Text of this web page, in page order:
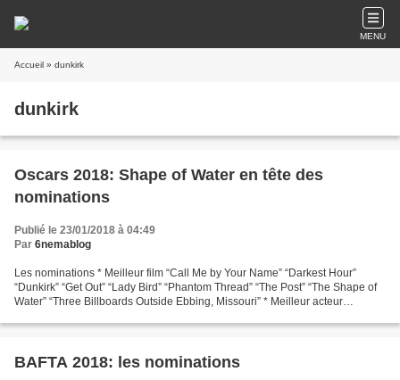
MENU
Accueil » dunkirk
dunkirk
Oscars 2018: Shape of Water en tête des
nominations
Publié le 23/01/2018 à 04:49
Par 6nemablog
Les nominations * Meilleur film “Call Me by Your Name” “Darkest Hour”
“Dunkirk” “Get Out” “Lady Bird” “Phantom Thread” “The Post” “The Shape of
Water” “Three Billboards Outside Ebbing, Missouri” * Meilleur acteur
BAFTA 2018: les nominations